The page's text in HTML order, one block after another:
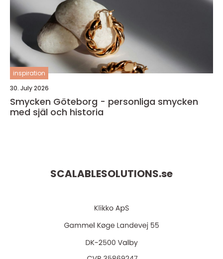
inspiration
30. July 2026
Smycken Göteborg - personliga smycken
med själ och historia
SCALABLESOLUTIONS.se